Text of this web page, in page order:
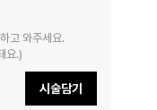
고 와주세요.
요.)
시술담기